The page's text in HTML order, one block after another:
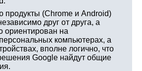
продукты (Chrome и Android)
друг от друга, а
ориентирован на
компьютерах, а
вполне логично, что
Google найдут общие